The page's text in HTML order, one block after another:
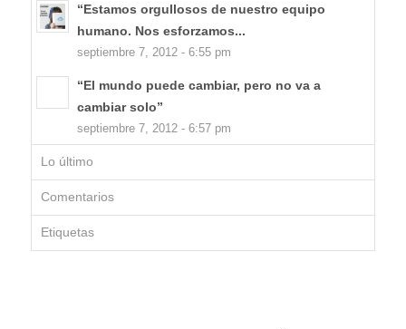
“Estamos orgullosos de nuestro equipo
humano. Nos esforzamos...
septiembre 7, 2012 - 6:55 pm
“El mundo puede cambiar, pero no va a
cambiar solo”
septiembre 7, 2012 - 6:57 pm
Lo último
Comentarios
Etiquetas